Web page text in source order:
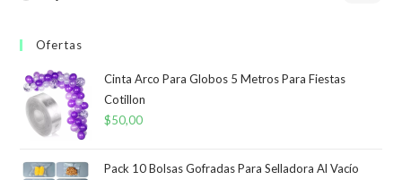
Ofertas
Cinta Arco Para Globos 5 Metros Para Fiestas
Cotillon
$50,00
Pack 10 Bolsas Gofradas Para Selladora Al Vacío